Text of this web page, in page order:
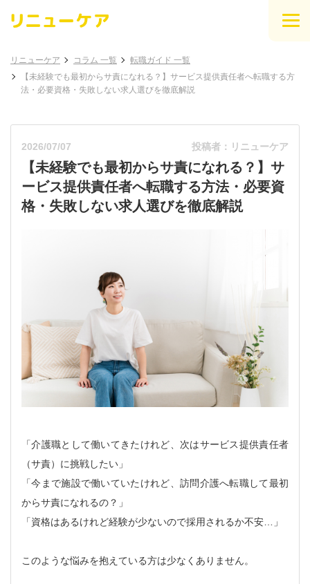
リニューケア コラム 一覧
転職ガイド 一覧
【未経験でも最初からサ責になれる？】サービス提供責任者へ転職する方
法・必要資格・失敗しない求人選びを徹底解説
2026/07/07 投稿者：リニューケア
【未経験でも最初からサ責になれる？】サ
ービス提供責任者へ転職する方法・必要資
格・失敗しない求人選びを徹底解説
「介護職として働いてきたけれど、次はサービス提供責任者
（サ責）に挑戦したい」
「今まで施設で働いていたけれど、訪問介護へ転職して最初
からサ責になれるの？」
「資格はあるけれど経験が少ないので採用されるか不安…」
このような悩みを抱えている方は少なくありません。